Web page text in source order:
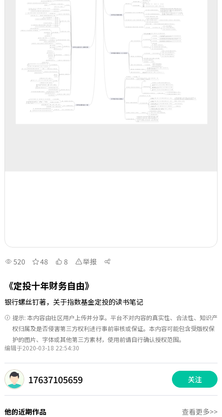
520 48 8 举报
《定投十年财务自由》
银行螺丝钉著，关于指数基金定投的读书笔记
提示: 本内容由社区用户上传并分享。平台不对内容的真实性、合法性、知识产
权归属及是否侵害第三方权利进行事前审核或保证。本内容可能包含受版权保
护的图片、字体或其他第三方素材，使用前请自行确认授权范围。
编辑于2020-03-18 22:54:30
17637105659 关注
他的近期作品 查看更多>>